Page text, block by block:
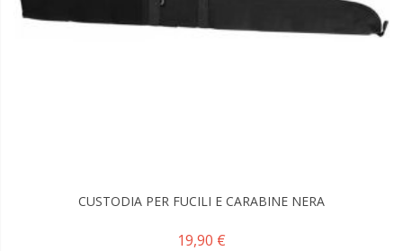
CUSTODIA PER FUCILI E CARABINE NERA
19,90 €